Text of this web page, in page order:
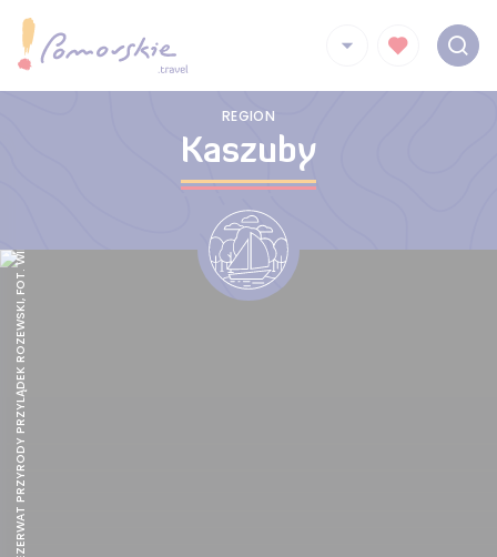
REGION
Kaszuby
REZERWAT PRZYRODY PRZYLĄDEK ROZEWSKI, FOT. WIKIPEDIA